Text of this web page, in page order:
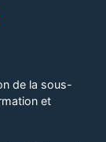
de la sous-
et